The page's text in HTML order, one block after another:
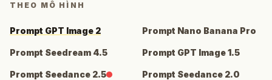
THEO MÔ HÌNH
Prompt GPT Image 2 Prompt Nano Banana Pro
Prompt Seedream 4.5 Prompt GPT Image 1.5
Prompt Seedance 2.5 Prompt Seedance 2.0